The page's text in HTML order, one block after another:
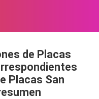
de Placas
Placas San